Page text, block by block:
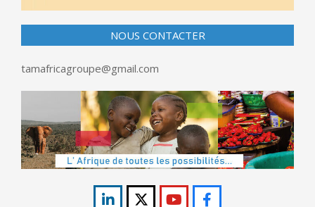
NOUS CONTACTER
tamafricagroupe@gmail.com